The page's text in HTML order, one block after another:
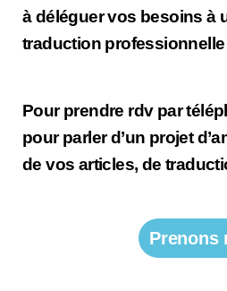
à déléguer vos besoins à
traduction
Pour prendre rdv par
pour parler d’un projet
de vos articles, de
Prenons